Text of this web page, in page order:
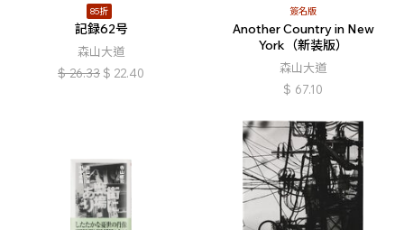
85折
記録62号
森山大道
$ 26.33 $ 22.40
簽名版
Another Country in New
York（新装版）
森山大道
$ 67.10